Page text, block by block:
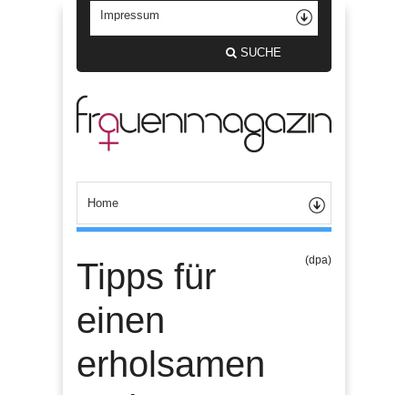
SUCHE
Tipps für
einen
erholsamen
(dpa)